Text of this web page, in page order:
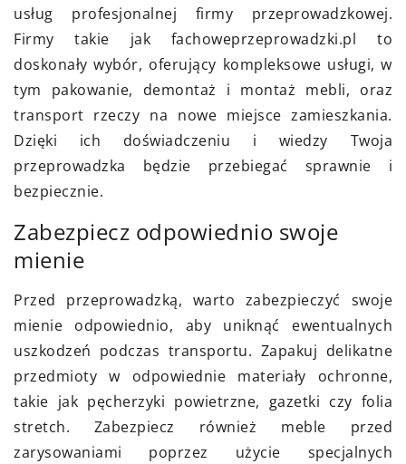
usług profesjonalnej firmy przeprowadzkowej.
Firmy takie jak fachoweprzeprowadzki.pl to
doskonały wybór, oferujący kompleksowe usługi, w
tym pakowanie, demontaż i montaż mebli, oraz
transport rzeczy na nowe miejsce zamieszkania.
Dzięki ich doświadczeniu i wiedzy Twoja
przeprowadzka będzie przebiegać sprawnie i
bezpiecznie.
Zabezpiecz odpowiednio swoje
mienie
Przed przeprowadzką, warto zabezpieczyć swoje
mienie odpowiednio, aby uniknąć ewentualnych
uszkodzeń podczas transportu. Zapakuj delikatne
przedmioty w odpowiednie materiały ochronne,
takie jak pęcherzyki powietrzne, gazetki czy folia
stretch. Zabezpiecz również meble przed
zarysowaniami poprzez użycie specjalnych